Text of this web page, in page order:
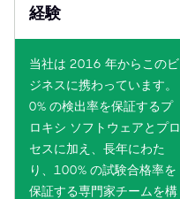
経験
当社は 2016 年からこのビ
ジネスに携わっています。
0% の検出率を保証するプ
ロキシ ソフトウェアとプロ
セスに加え、長年にわた
り、100% の試験合格率を
保証する専門家チームを構